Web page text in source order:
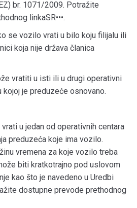
br. 1071/2009. Potražite
linkaSR•••.
se vozilo vrati u bilo koju filijalu ili
koja nije država članica
vratiti u isti ili u drugi operativni
kojoj je preduzeće osnovano.
u jedan od operativnih centara
preduzeća koje ima vozilo.
vremena za koje vozilo treba
biti kratkotrajno pod uslovom
kao što je navedeno u Uredbi
dostupne prevode prethodnog